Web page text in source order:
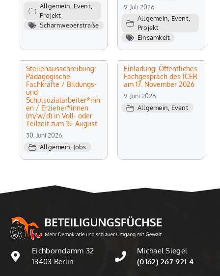
Allgemein Event,
Projekt
Scharnweberstraße
9. Juli 2026
Allgemein Event,
Projekt
Einsamkeit
Stellenausschreibung:
Pädagogische
Fachkräfte / Bildungs-
und
Schulsozialarbeiter*inn
en / Erzieher*innen
(m/w/d) in Voll- oder
Teilzeit zum 15. August
30. Juni 2026
Allgemein, Jobs
Einladung: Öffentliches
Fachgespräch des ICER
am 17. November 2026
9. Juni 2026
Allgemein, Event
Eichborndamm 32
13403 Berlin
Michael Siegel
(0162) 267 921 4